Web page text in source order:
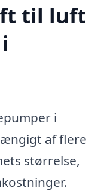
til luft
i
af flere
størrelse,